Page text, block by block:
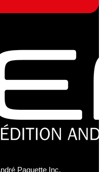
Paquette Inc.